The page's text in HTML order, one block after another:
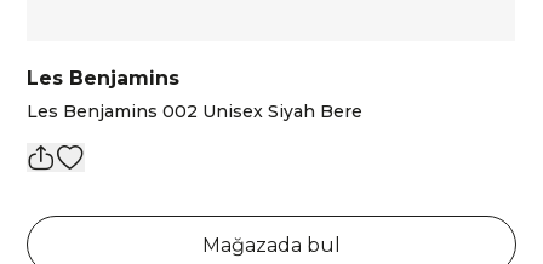
Les Benjamins
Les Benjamins 002 Unisex Siyah Bere
Mağazada bul